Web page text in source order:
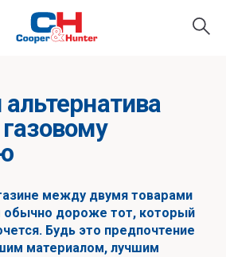
между двумя товарами
дороже тот, который
Будь это предпочтение
материалом, лучшим